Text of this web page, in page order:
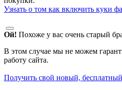
Узнать о том как включить куки
Ой! Похоже у вас очень старый
В этом случае мы не можем
работу сайта.
Получить свой новый, бесплатный